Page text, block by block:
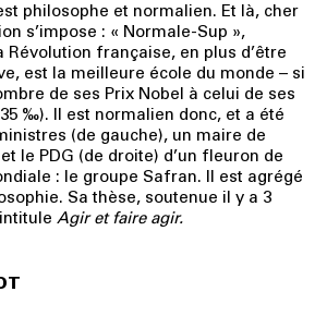
philosophe et normalien. Et là, cher
s’impose : « Normale-Sup »,
Révolution française, en plus d’être
est la meilleure école du monde – si
de ses Prix Nobel à celui de ses
‰). Il est normalien donc, et a été
(de gauche), un maire de
le PDG (de droite) d’un fleuron de
: le groupe Safran. Il est agrégé
Sa thèse, soutenue il y a 3
Agir et faire agir.